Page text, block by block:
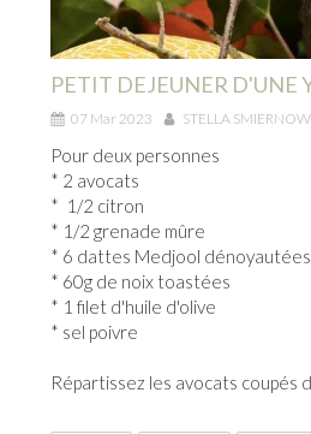
PETIT DEJEUNER D'UNE
07 Mar 2023 STELLA SMIERNOW
Pour deux personnes
* 2 avocats
* 1/2 citron
* 1/2 grenade mûre
* 6 dattes Medjool dénoyautées
* 60g de noix toastées
* 1 filet d'huile d'olive
* sel poivre
Répartissez les avocats coupés